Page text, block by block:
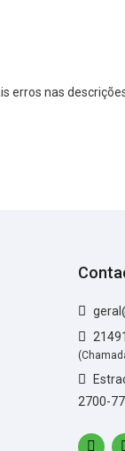
erros nas
2700-